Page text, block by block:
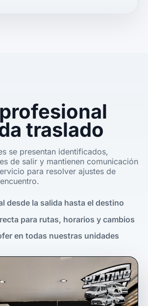
traslado
se presentan identificados,
de salir y mantienen comunicación
para resolver ajustes de
desde la salida hasta el destino
para rutas, horarios y cambios
en todas nuestras unidades